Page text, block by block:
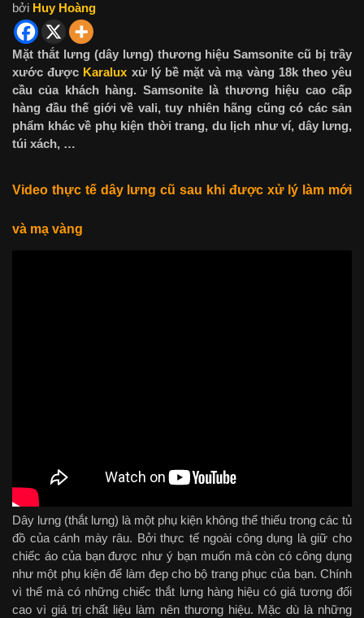
bởi Huy Hoàng
Mặt thắt lưng (dây lưng) thương hiệu Samsonite cũ bị trầy
xước được Karalux xử lý bề mặt và mạ vàng 18k theo yêu
cầu của khách hàng. Samsonite là thương hiệu cao cấp
hàng đầu thế giới về vali, tuy nhiên hãng cũng có các sản
phẩm khác về phụ kiện thời trang, du lịch như ví, dây lưng,
túi xách, …
Video thực tế dây lưng cũ sau khi được xử lý làm mới
và mạ vàng
Dây lưng (thắt lưng) là một phụ kiện không thể thiếu trong các tủ
đồ của cánh mày râu. Bởi thực tế ngoài công dụng là giữ cho
chiếc áo của bạn được như ý bạn muốn mà còn có công dụng
như một phụ kiện để làm đẹp cho bộ trang phục của bạn. Chính
vì thế mà có những chiếc thắt lưng hàng hiệu có giá tương đối
cao vì giá trị chất liệu làm nên thương hiệu. Mặc dù là những